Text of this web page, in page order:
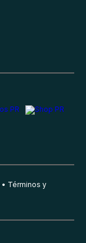
Términos y